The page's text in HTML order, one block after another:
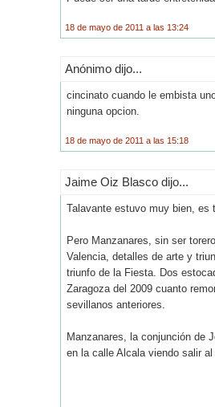
18 de mayo de 2011 a las 13:24
Anónimo dijo...
cincinato cuando le embista
ninguna opcion.
18 de mayo de 2011 a las 15:18
Jaime Oiz Blasco dijo...
Talavante estuvo muy bien, es
Pero Manzanares, sin ser
Valencia, detalles de arte y
triunfo de la Fiesta. Dos
Zaragoza del 2009 cuanto
sevillanos anteriores.
Manzanares, la conjunción de
en la calle Alcala viendo salir